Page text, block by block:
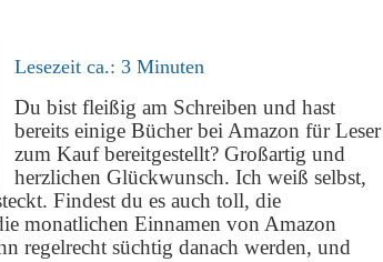
Lesezeit ca.: 3 Minuten
Du bist fleißig am Schreiben und hast
bereits einige Bücher bei Amazon für Leser
zum Kauf bereitgestellt? Großartig und
herzlichen Glückwunsch. Ich weiß selbst,
Findest du es auch toll, die
monatlichen Einnamen von Amazon
regelrecht süchtig danach werden, und